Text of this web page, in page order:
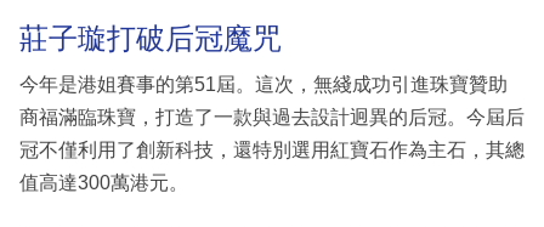
莊子璇打破后冠魔咒
今年是港姐賽事的第51屆。這次，無綫成功引進珠寶贊助
商福滿臨珠寶，打造了一款與過去設計迥異的后冠。今屆后
冠不僅利用了創新科技，還特別選用紅寶石作為主石，其總
值高達300萬港元。